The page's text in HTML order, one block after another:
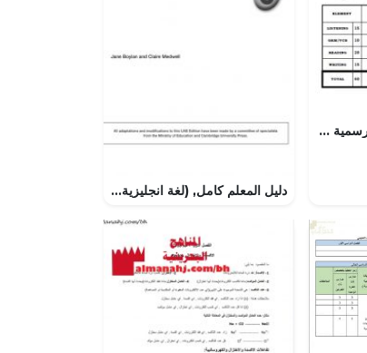
امتحان وإجابة الأسئلة الرسمية للفصل الدراسي الثاني الدور الثاني (لغة انجليزية) الحادي عشر
دليل المعلم كامل, (لغة انجليزية) الخامس